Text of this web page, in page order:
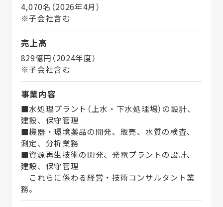
4,070名（2026年4月）
※子会社含む
売上高
829億円（2024年度）
※子会社含む
事業内容
■水処理プラント（上水・下水処理場）の設計、
建設、保守管理
■機器・環境薬品の開発、販売、水質の検査、
測定、分析業務
■資源再生技術の開発、発電プラントの設計、
建設、保守管理
これらに係わる経営・技術コンサルタント業
務。